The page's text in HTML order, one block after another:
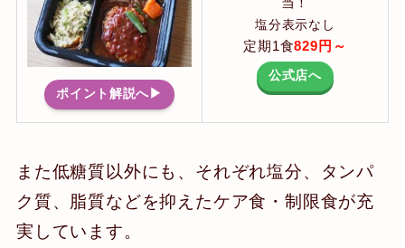
ポイント解説へ▶
塩分表示なし
定期1食829円～
公式店へ
また低糖質以外にも、それぞれ塩分、タンパ
ク質、脂質などを抑えたケア食・制限食が充
実しています。